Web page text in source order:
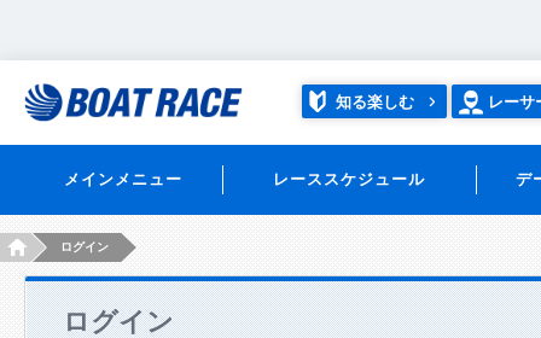
知る楽しむ レーサ
メインメニュー レーススケジュール デ
HOMEログイン
ログイン